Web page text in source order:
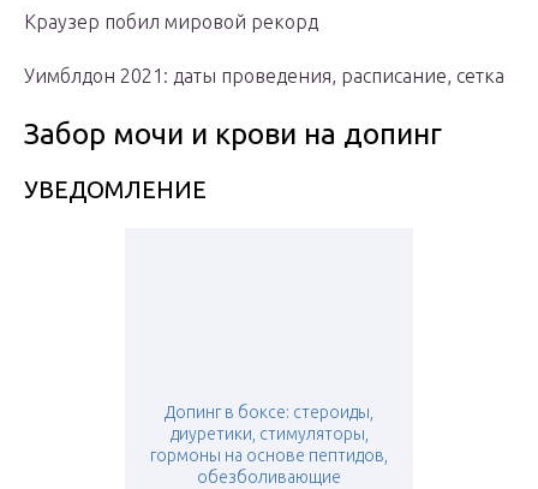
Краузер побил мировой рекорд
Уимблдон 2021: даты проведения, расписание, сетка
Забор мочи и крови на допинг
УВЕДОМЛЕНИЕ
Допинг в боксе: стероиды,
диуретики, стимуляторы,
гормоны на основе пептидов,
обезболивающие